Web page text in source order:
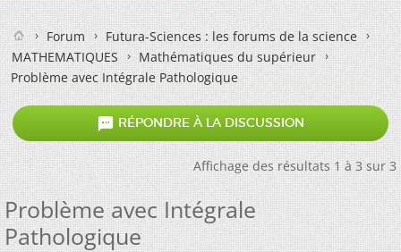
Forum
Futura-Sciences : les forums de la science
MATHEMATIQUES
Mathématiques du supérieur
Problème avec Intégrale Pathologique
 RÉPONDRE À LA DISCUSSION
Affichage des résultats 1 à 3 sur 3
Problème avec Intégrale
Pathologique